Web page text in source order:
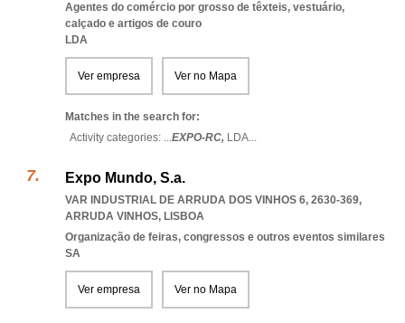
Agentes do comércio por grosso de têxteis, vestuário,
calçado e artigos de couro
LDA
Ver empresa Ver no Mapa
Matches in the search for:
Activity categories: ...EXPO-RC, LDA...
Expo Mundo, S.a.
VAR INDUSTRIAL DE ARRUDA DOS VINHOS 6, 2630-369,
ARRUDA VINHOS, LISBOA
Organização de feiras, congressos e outros eventos similares
SA
Ver empresa Ver no Mapa